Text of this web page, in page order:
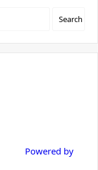
Powered by